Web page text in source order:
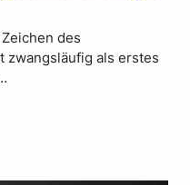
des
zwangsläufig als erstes